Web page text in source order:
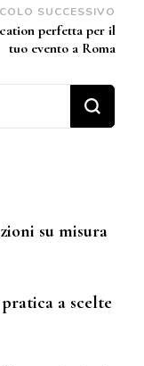
SUCCESSIVO
perfetta per il
tuo evento a Roma
su misura
a scelte